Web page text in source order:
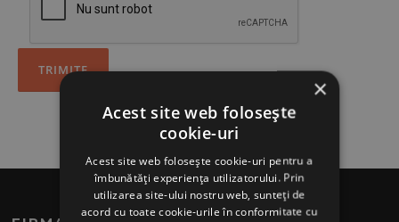
×
Acest site web folosește
cookie-uri
Acest site web folosește cookie-uri pentru a
îmbunătăți experiența utilizatorului. Prin
utilizarea site-ului nostru web, sunteți de
acord cu toate cookie-urile în conformitate cu